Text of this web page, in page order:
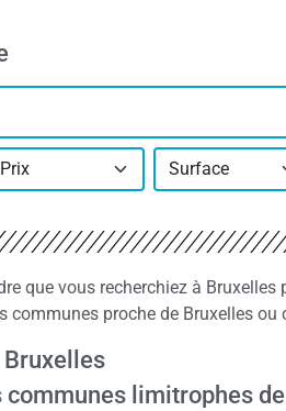
Prix Surface
que vous recherchiez à
communes proche de Bruxelles
limitrophes